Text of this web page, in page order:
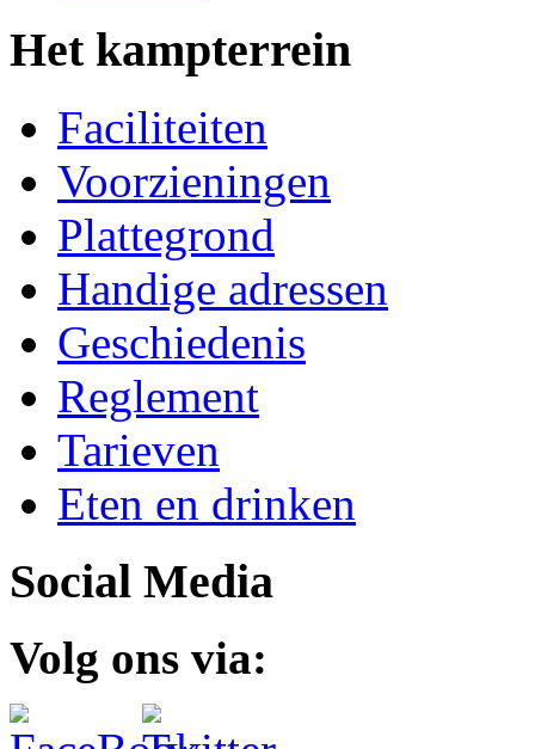
Het kampterrein
Faciliteiten
Voorzieningen
Plattegrond
Handige adressen
Geschiedenis
Reglement
Tarieven
Eten en drinken
Social Media
Volg ons via: